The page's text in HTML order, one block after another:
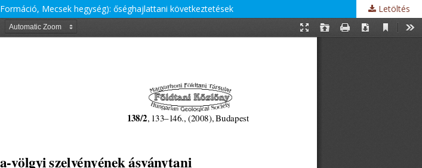
Mecsek hegység): őséghajlattani következtetések Letöltés